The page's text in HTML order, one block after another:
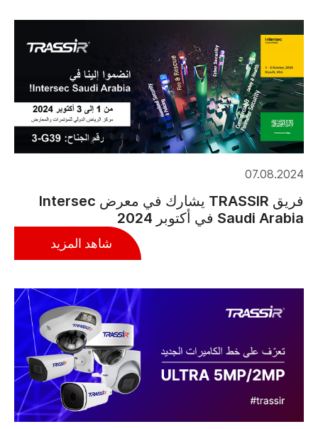
07.08.2024
فريق TRASSIR يشارك في معرض Intersec
Saudi Arabia في أكتوبر 2024
شاهد المزيد